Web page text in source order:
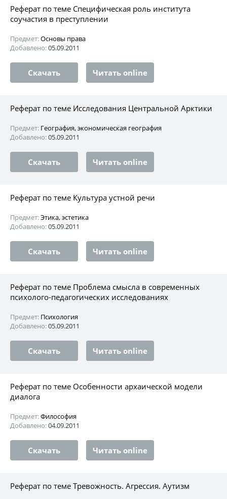
Реферат по теме Специфическая роль института
соучастия в преступлении
Предмет:Основы права
Добавлено:05.09.2011
Скачать Читать online
Реферат по теме Исследования Центральной Арктики
Предмет: География, экономическая география
Добавлено:05.09.2011
Скачать Читать online
Реферат по теме Культура устной речи
Предмет:Этика, эстетика
Добавлено:05.09.2011
Скачать Читать online
Реферат по теме Проблема смысла в современных
психолого-педагогических исследованиях
Предмет: Психология
Добавлено:05.09.2011
Скачать Читать online
Реферат по теме Особенности архаической модели
диалога
Предмет:Философия
Добавлено:04.09.2011
Скачать Читать online
Реферат по теме Тревожность. Агрессия. Аутизм